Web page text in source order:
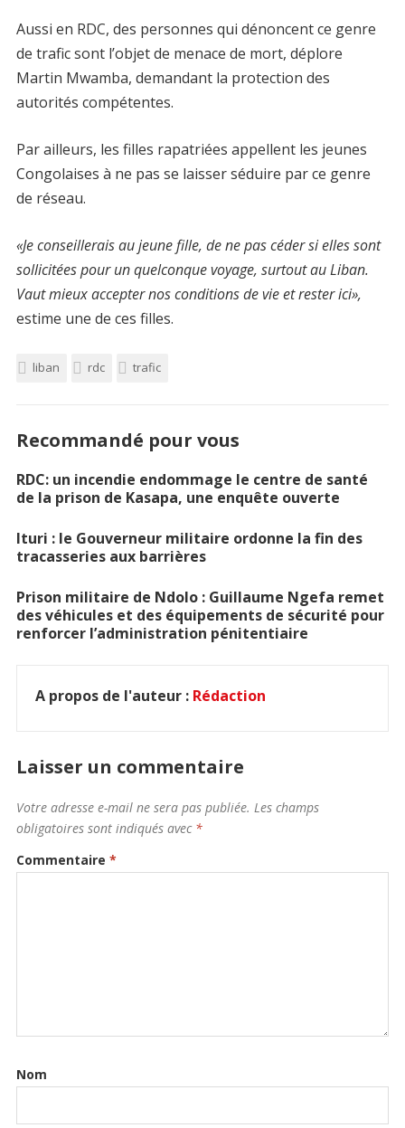
Aussi en RDC, des personnes qui dénoncent ce genre
de trafic sont l’objet de menace de mort, déplore
Martin Mwamba, demandant la protection des
autorités compétentes.
Par ailleurs, les filles rapatriées appellent les jeunes
Congolaises à ne pas se laisser séduire par ce genre
de réseau.
«Je conseillerais au jeune fille, de ne pas céder si elles sont
sollicitées pour un quelconque voyage, surtout au Liban.
Vaut mieux accepter nos conditions de vie et rester ici»,
estime une de ces filles.
liban rdc trafic
Recommandé pour vous
RDC: un incendie endommage le centre de santé
de la prison de Kasapa, une enquête ouverte
Ituri : le Gouverneur militaire ordonne la fin des
tracasseries aux barrières
Prison militaire de Ndolo : Guillaume Ngefa remet
des véhicules et des équipements de sécurité pour
renforcer l’administration pénitentiaire
A propos de l'auteur : Rédaction
Laisser un commentaire
Votre adresse e-mail ne sera pas publiée. Les champs
obligatoires sont indiqués avec *
Commentaire *
Nom